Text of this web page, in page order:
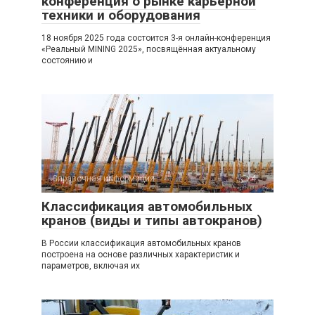
техники и оборудования
18 ноября 2025 года состоится 3-я онлайн-конференция
«Реальный MINING 2025», посвящённая актуальному
состоянию и
Справочная информация 4
Классификация автомобильных
кранов (виды и типы автокранов)
В России классификация автомобильных кранов
построена на основе различных характеристик и
параметров, включая их